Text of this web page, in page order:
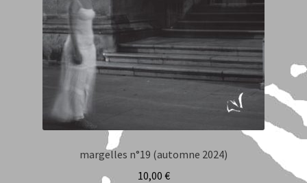
margelles n°19 (automne 2024)
10,00 €